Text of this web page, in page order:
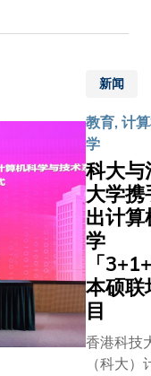
职员与学
作、实践
的学习环
境需求也
愈来愈
高，弹性
灵活的空
间变得至
关重要。
为满足这
些需求，
并强化科
大在教育
创新方面
年亚太国
APAIE ）
暨展览（
23至27
并通过一
国际教育
合作活动
力支持同
行的「留
港周」，
配合香港
行政区政
造「留学
新闻
教育, 计
学
科大与
大学携
出计算
学
「
本硕联
目
香港科技
（科大）